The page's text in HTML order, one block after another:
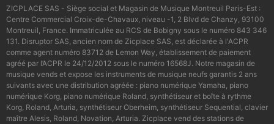
ZICPLACE SAS - Siège social et Magasin de Musique Montreuil Paris-Est :
Centre Commercial Croix-de-Chavaux, niveau -1, 2 Blvd de Chanzy, 93100
Montreuil, France. Immatriculée au RCS de Bobigny sous le numéro 843 346
131. Disruptor SAS, ancien nom de Zicplace SAS, est déclarée à l'ACPR
comme agent numéro 83712 de Lemon Way, établissement de paiement
agréé par l’ACPR le 24/12/2012 sous le numéro 16568J. Notre magasin de
musique vends et expose les instruments de musique neufs garantis 2 ans
suivants avec une distribution agréée : piano numérique Yamaha, piano
numérique Korg, piano numérique Roland, synthétiseur et boîte à rythme
Korg, Roland, Arturia, synthétiseur Oberheim, synthétiseur Sequential, clavier
maître Alesis, Roland, Novation, Arturia. Zicplace vend des stations de